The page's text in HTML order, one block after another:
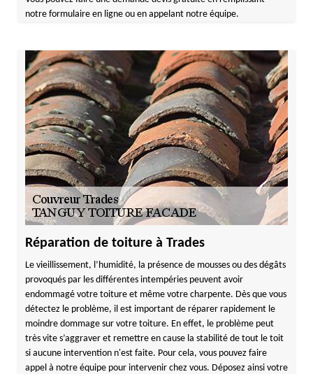
notre formulaire en ligne ou en appelant notre équipe.
Réparation de toiture à Trades
Le vieillissement, l’humidité, la présence de mousses ou des dégâts
provoqués par les différentes intempéries peuvent avoir
endommagé votre toiture et même votre charpente. Dès que vous
détectez le problème, il est important de réparer rapidement le
moindre dommage sur votre toiture. En effet, le problème peut
très vite s’aggraver et remettre en cause la stabilité de tout le toit
si aucune intervention n'est faite. Pour cela, vous pouvez faire
appel à notre équipe pour intervenir chez vous. Déposez ainsi votre